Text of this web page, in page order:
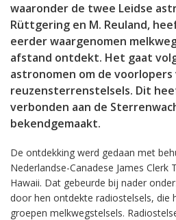
waaronder de twee Leidse
Rüttgering en M. Reuland,
eerder waargenomen
afstand ontdekt. Het gaat
astronomen om de voorlopers
reuzensterrenstelsels. Dit
verbonden aan de
bekendgemaakt.
De ontdekking werd gedaan met
Nederlandse-Canadese James Clerk
Hawaii. Dat gebeurde bij nader
door hen ontdekte radiostelsels, die
groepen melkwegstelsels.